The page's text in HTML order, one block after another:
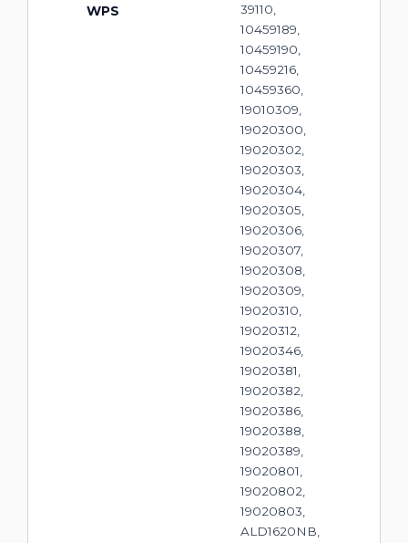
WPS
39110,
10459189,
10459190,
10459216,
10459360,
19010309,
19020300,
19020302,
19020303,
19020304,
19020305,
19020306,
19020307,
19020308,
19020309,
19020310,
19020312,
19020346,
19020381,
19020382,
19020386,
19020388,
19020389,
19020801,
19020802,
19020803,
ALD1620NB,